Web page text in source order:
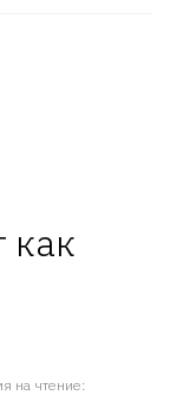
как
на чтение: